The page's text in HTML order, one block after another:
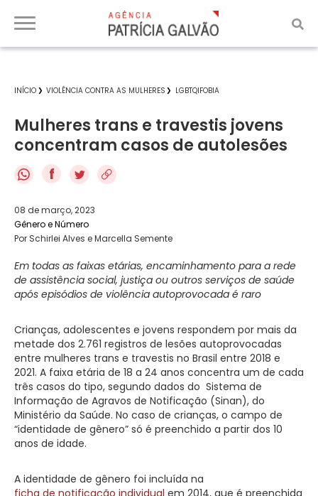
INÍCIO VIOLÊNCIA CONTRA AS MULHERES LGBTQIFOBIA
Mulheres trans e travestis jovens
concentram casos de autolesões
f
08 de março, 2023
Gênero e Número
Por Schirlei Alves e Marcella Semente
Em todas as faixas etárias, encaminhamento para a rede
de assistência social, justiça ou outros serviços de saúde
após episódios de violência autoprovocada é raro
Crianças, adolescentes e jovens respondem por mais da
metade dos 2.761 registros de lesões autoprovocadas
entre mulheres trans e travestis no Brasil entre 2018 e
2021. A faixa etária de 18 a 24 anos concentra um de cada
três casos do tipo, segundo dados do Sistema de
Informação de Agravos de Notificação (Sinan), do
Ministério da Saúde. No caso de crianças, o campo de
“identidade de gênero” só é preenchido a partir dos 10
anos de idade.
A identidade de gênero foi incluída na
ficha de notificação individual em 2014, que é preenchida